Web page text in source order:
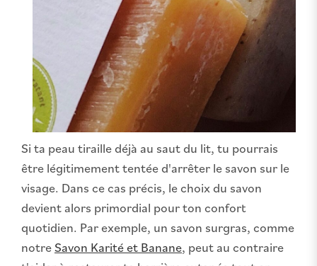
Si ta peau tiraille déjà au saut du lit, tu pourrais
être légitimement tentée d'arrêter le savon sur le
visage. Dans ce cas précis, le choix du savon
devient alors primordial pour ton confort
quotidien. Par exemple, un savon surgras, comme
notreSavon Karité et Banane, peut au contraire